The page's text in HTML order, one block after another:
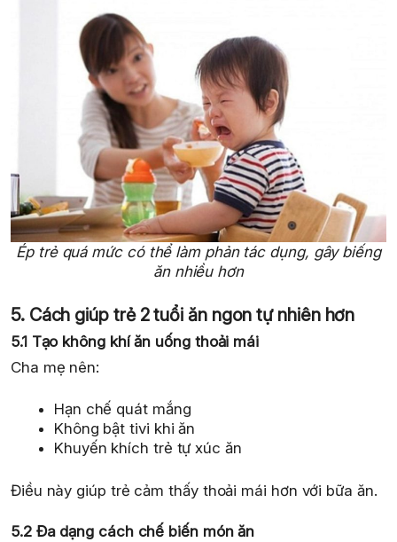
Ép trẻ quá mức có thể làm phản tác dụng, gây biếng
ăn nhiều hơn
5. Cách giúp trẻ 2 tuổi ăn ngon tự nhiên hơn
5.1 Tạo không khí ăn uống thoải mái
Cha mẹ nên:
Hạn chế quát mắng
Không bật tivi khi ăn
Khuyến khích trẻ tự xúc ăn
Điều này giúp trẻ cảm thấy thoải mái hơn với bữa ăn.
5.2 Đa dạng cách chế biến món ăn